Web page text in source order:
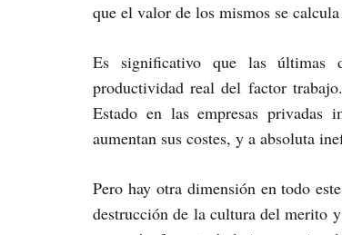
que el valor de los mismos se
Es significativo que las últimas
productividad real del factor
Estado en las empresas privadas
aumentan sus costes, y a absoluta
Pero hay otra dimensión en todo
destrucción de la cultura del merito